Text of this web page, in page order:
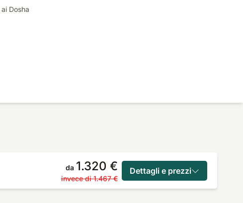
Dosha
da 1.320 €
invece di 1.467 €
Dettagli e prezzi